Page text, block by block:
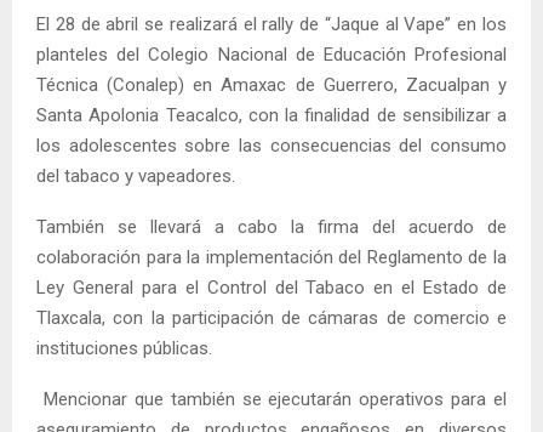
El 28 de abril se realizará el rally de “Jaque al Vape” en los
planteles del Colegio Nacional de Educación Profesional
Técnica (Conalep) en Amaxac de Guerrero, Zacualpan y
Santa Apolonia Teacalco, con la finalidad de sensibilizar a
los adolescentes sobre las consecuencias del consumo
del tabaco y vapeadores.
También se llevará a cabo la firma del acuerdo de
colaboración para la implementación del Reglamento de la
Ley General para el Control del Tabaco en el Estado de
Tlaxcala, con la participación de cámaras de comercio e
instituciones públicas.
Mencionar que también se ejecutarán operativos para el